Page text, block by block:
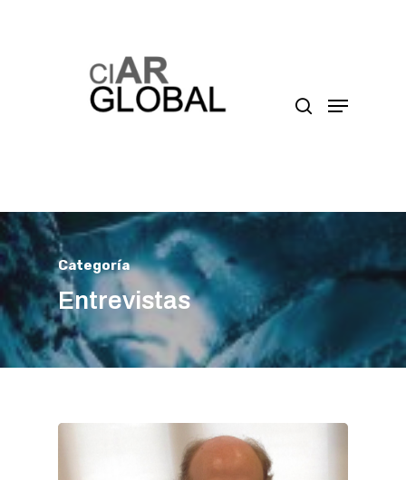
Presione enter para buscar o ESC para cerrar
Categoría
Entrevistas